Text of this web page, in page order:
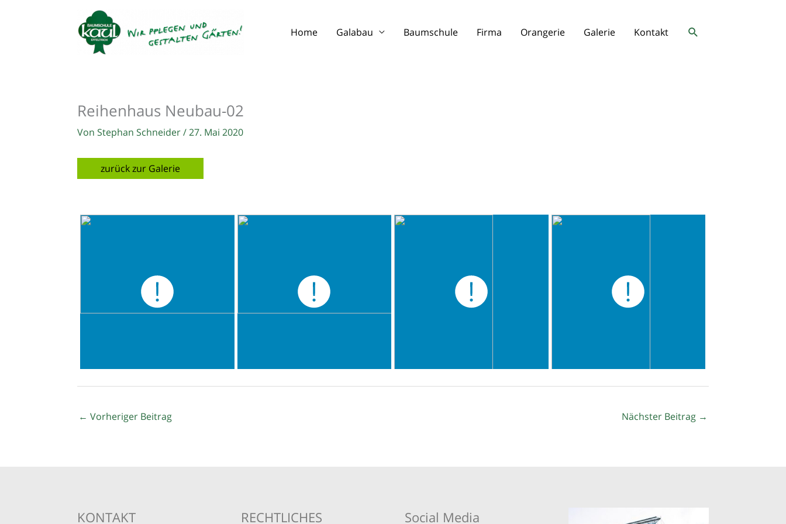
Home Galabau Baumschule Firma Orangerie Galerie Kontakt Suchen
Reihenhaus Neubau-02
Von Stephan Schneider/27. Mai 2020
zurück zur Galerie
← Vorheriger Beitrag Nächster Beitrag →
KONTAKT RECHTLICHES Social Media